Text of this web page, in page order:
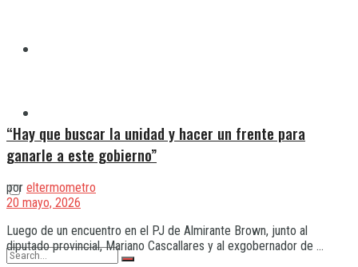
“Hay que buscar la unidad y hacer un frente para
ganarle a este gobierno”
por eltermometro
20 mayo, 2026
Luego de un encuentro en el PJ de Almirante Brown, junto al
diputado provincial, Mariano Cascallares y al exgobernador de ...